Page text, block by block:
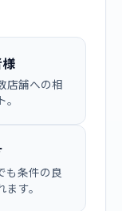
店舗への相
も条件の良
す。